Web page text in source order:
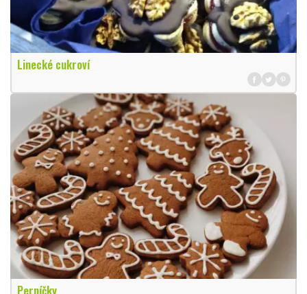
Linecké cukroví